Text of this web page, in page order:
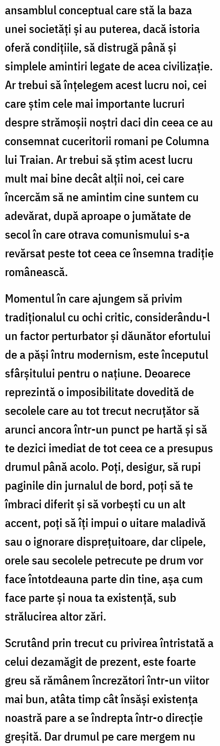
ansamblul conceptual care stă la baza
unei societăți și au puterea, dacă istoria
oferă condițiile, să distrugă până și
simplele amintiri legate de acea civilizație.
Ar trebui să înțelegem acest lucru noi, cei
care știm cele mai importante lucruri
despre strămoșii noștri daci din ceea ce au
consemnat cuceritorii romani pe Columna
lui Traian. Ar trebui să știm acest lucru
mult mai bine decât alții noi, cei care
încercăm să ne amintim cine suntem cu
adevărat, după aproape o jumătate de
secol în care otrava comunismului s-a
revărsat peste tot ceea ce însemna tradiție
românească.
Momentul în care ajungem să privim
tradiționalul cu ochi critic, considerându-l
un factor perturbator și dăunător efortului
de a păși întru modernism, este începutul
sfârșitului pentru o națiune. Deoarece
reprezintă o imposibilitate dovedită de
secolele care au tot trecut necruțător să
arunci ancora într-un punct pe hartă și să
te dezici imediat de tot ceea ce a presupus
drumul până acolo. Poți, desigur, să rupi
paginile din jurnalul de bord, poți să te
îmbraci diferit și să vorbești cu un alt
accent, poți să îți impui o uitare maladivă
sau o ignorare disprețuitoare, dar clipele,
orele sau secolele petrecute pe drum vor
face întotdeauna parte din tine, așa cum
face parte și noua ta existență, sub
strălucirea altor zări.
Scrutând prin trecut cu privirea întristată a
celui dezamăgit de prezent, este foarte
greu să rămânem încrezători într-un viitor
mai bun, atâta timp cât însăși existența
noastră pare a se îndrepta într-o direcție
greșită. Dar drumul pe care mergem nu